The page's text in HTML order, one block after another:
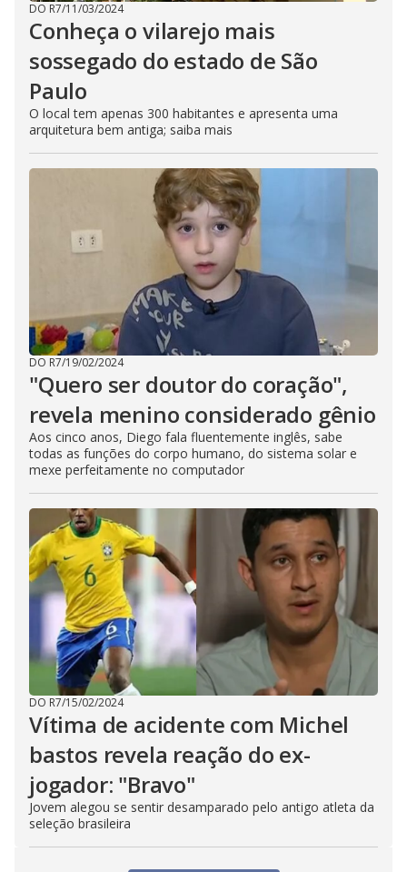
DO R7/11/03/2024
Conheça o vilarejo mais
sossegado do estado de São
Paulo
O local tem apenas 300 habitantes e apresenta uma
arquitetura bem antiga; saiba mais
DO R7/19/02/2024
"Quero ser doutor do coração",
revela menino considerado gênio
Aos cinco anos, Diego fala fluentemente inglês, sabe
todas as funções do corpo humano, do sistema solar e
mexe perfeitamente no computador
DO R7/15/02/2024
Vítima de acidente com Michel
bastos revela reação do ex-
jogador: "Bravo"
Jovem alegou se sentir desamparado pelo antigo atleta da
seleção brasileira